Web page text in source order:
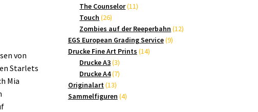
von
Starlets
Mia
Produkte
The Counselor 1111
Touch 2626
Produkte
Zombies auf der Reeperbahn 1212
EGS European Grading Service 99
Drucke Fine Art Prints 1414
Drucke A3 33
Produkte
Drucke A4 77
Originalart 1313
Produkte
Sammelfiguren 44